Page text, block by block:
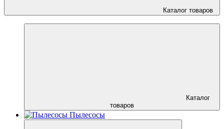
Каталог товаров
Каталог
товаров
Пылесосы